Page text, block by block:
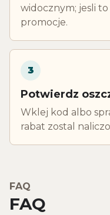
widocznym; jesli
promocje.
3
Potwierdz
Wklej kod albo
rabat zostal
FAQ
FAQ